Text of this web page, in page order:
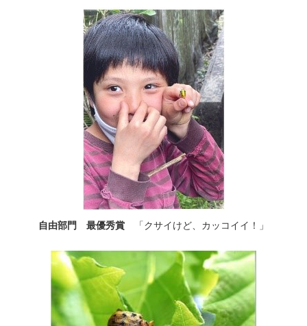
自由部門 最優秀賞 「クサイけど、カッコイイ！」